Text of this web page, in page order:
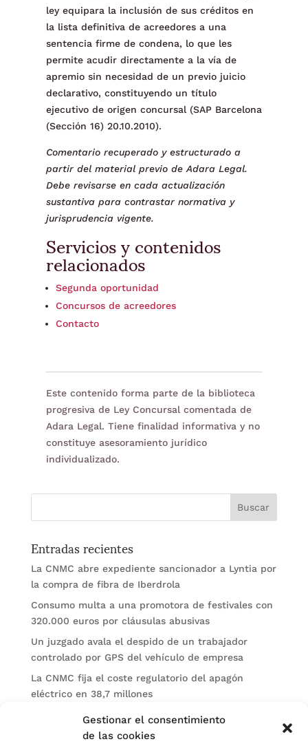
Gestionar el consentimiento
de las cookies
ley equipara la inclusión de sus créditos en
la lista definitiva de acreedores a una
sentencia firme de condena, lo que les
permite acudir directamente a la vía de
apremio sin necesidad de un previo juicio
declarativo, constituyendo un título
ejecutivo de origen concursal (SAP Barcelona
(Sección 16) 20.10.2010).
Comentario recuperado y estructurado a
partir del material previo de Adara Legal.
Debe revisarse en cada actualización
sustantiva para contrastar normativa y
jurisprudencia vigente.
Servicios y contenidos
relacionados
Segunda oportunidad
Concursos de acreedores
Contacto
Este contenido forma parte de la biblioteca
progresiva de Ley Concursal comentada de
Adara Legal. Tiene finalidad informativa y no
constituye asesoramiento jurídico
individualizado.
Entradas recientes
La CNMC abre expediente sancionador a Lyntia por
la compra de fibra de Iberdrola
Consumo multa a una promotora de festivales con
320.000 euros por cláusulas abusivas
Un juzgado avala el despido de un trabajador
controlado por GPS del vehículo de empresa
La CNMC fija el coste regulatorio del apagón
eléctrico en 38,7 millones
El BOE publica sanciones de la CNMV a Soltec y